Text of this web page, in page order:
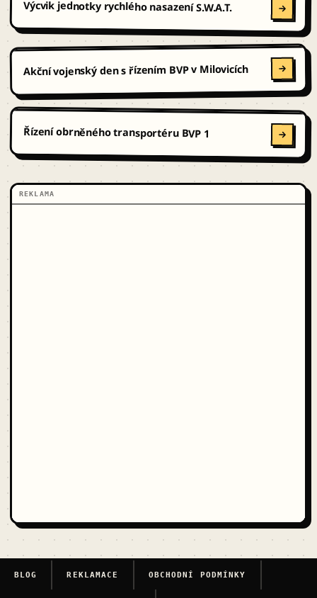
Výcvik jednotky rychlého nasazení S.W.A.T.
Akční vojenský den s řízením BVP v Milovicích
Řízení obrněného transportéru BVP 1
REKLAMA
BLOG REKLAMACE OBCHODNÍ PODMÍNKY